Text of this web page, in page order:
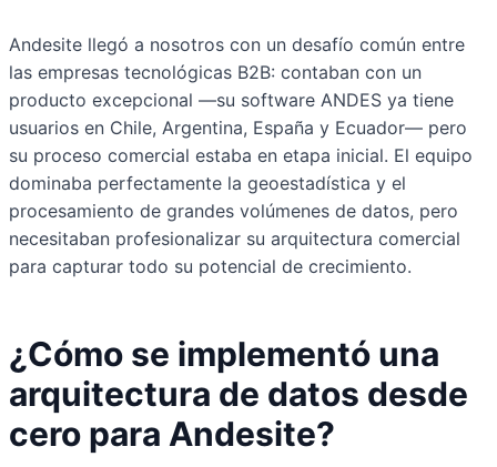
Andesite llegó a nosotros con un desafío común entre
las empresas tecnológicas B2B: contaban con un
producto excepcional —su software ANDES ya tiene
usuarios en Chile, Argentina, España y Ecuador— pero
su proceso comercial estaba en etapa inicial. El equipo
dominaba perfectamente la geoestadística y el
procesamiento de grandes volúmenes de datos, pero
necesitaban profesionalizar su arquitectura comercial
para capturar todo su potencial de crecimiento.
¿Cómo se implementó una
arquitectura de datos desde
cero para Andesite?